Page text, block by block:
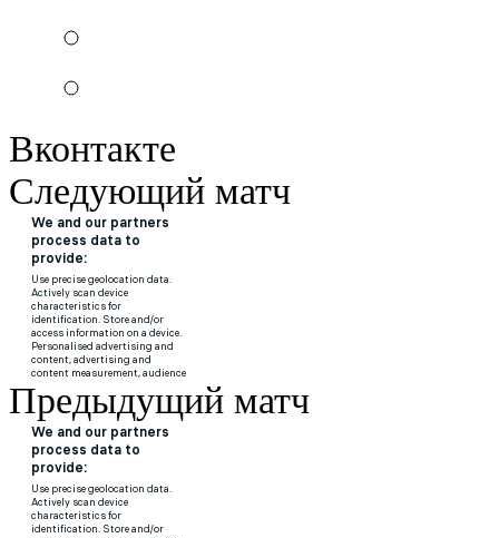
Вконтакте
Следующий матч
Предыдущий матч